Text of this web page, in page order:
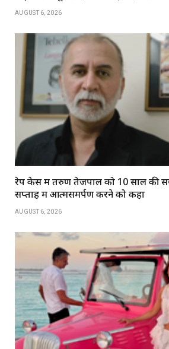
AUGUST 6, 2026
रेप केस में तरुण तेजपाल को 10 साल की
सप्ताह में आत्मसमर्पण करने को कहा
AUGUST 6, 2026